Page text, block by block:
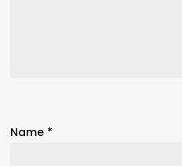
Name *